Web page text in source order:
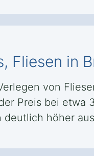
Fliesen in
von
Preis bei etwa
deutlich höher